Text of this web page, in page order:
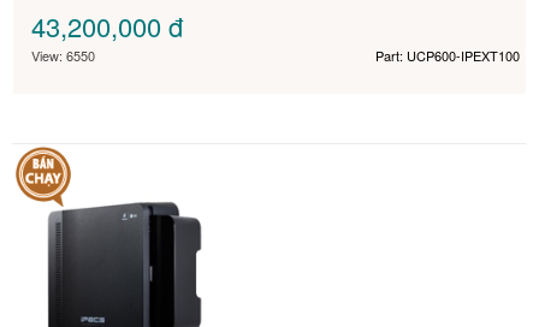
43,200,000đ
View: 6550 Part: UCP600-IPEXT100